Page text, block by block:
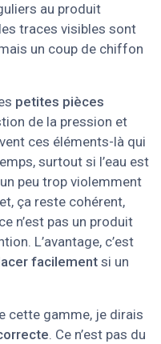
au produit
traces visibles sont
un coup de chiffon
petites pièces
de la pression et
ces éléments-là qui
surtout si l’eau est
peu trop violemment
ça reste cohérent,
n’est pas un produit
L’avantage, c’est
facilement si un
cette gamme, je dirais
. Ce n’est pas du